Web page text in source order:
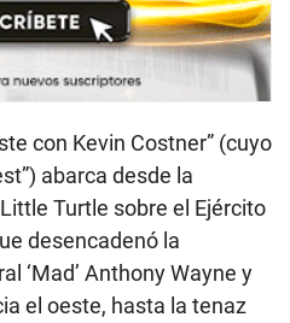
con Kevin Costner” (cuyo
abarca desde la
Turtle sobre el Ejército
desencadenó la
‘Mad’ Anthony Wayne y
el oeste, hasta la tenaz